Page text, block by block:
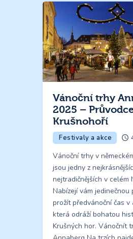
Vánoční trhy
2025 –
Krušnohoří
Festivaly a akce
Vánoční trhy v
jsou jedny z
nejtradičnějších v celém
Nabízejí vám jedinečnou
prožít předvánoční čas v
která odráží bohatou
Krušných hor. Vánočnít